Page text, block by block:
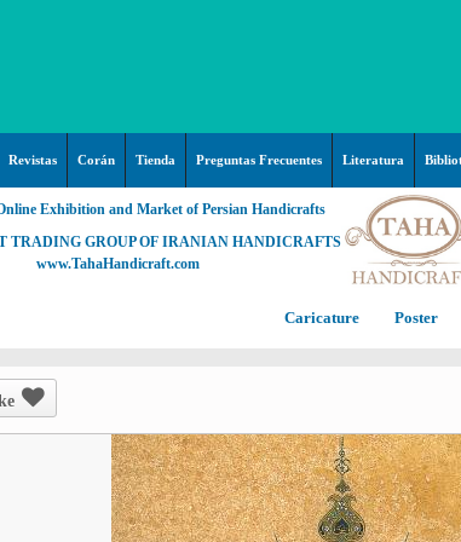
Literatura
Preguntas Frecuentes
Tienda
Corán
Revistas
Exhibition and Market of Persian Handicrafts
TRADING GROUP OF IRANIAN HANDICRAFTS
www.TahaHandicraft.com
Islamic mosaics and decorative
tile (Kashi Kari)
Islamic Mogarabas (Moqarnas
Kari)
Poster
Muslim ibn Aqil (P)
Prophet Muhammad (P)
Fátima Zahra (P)
Prof. Hadi Moezzi Photo of the day
Caricature